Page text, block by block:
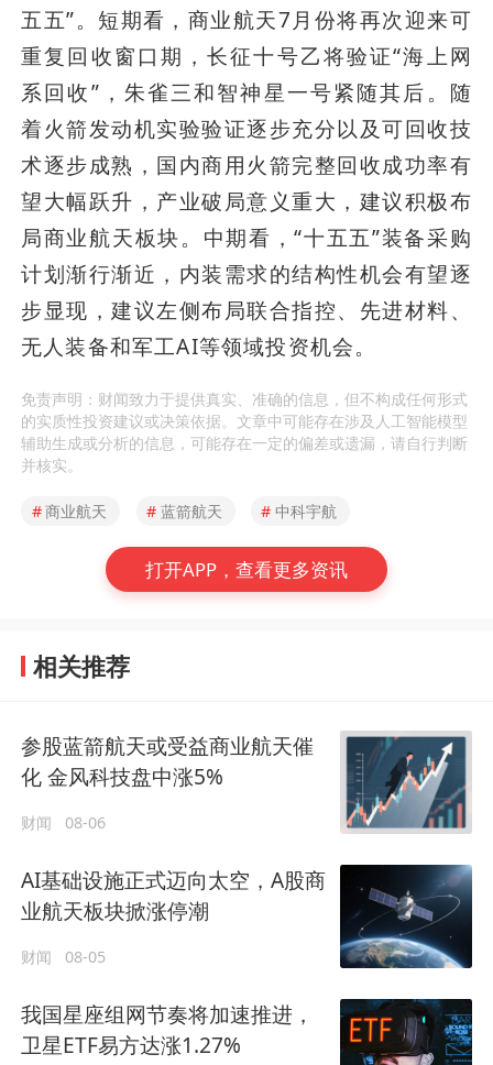
五五”。短期看，商业航天7月份将再次迎来可
重复回收窗口期，长征十号乙将验证“海上网
系回收”，朱雀三和智神星一号紧随其后。随
着火箭发动机实验验证逐步充分以及可回收技
术逐步成熟，国内商用火箭完整回收成功率有
望大幅跃升，产业破局意义重大，建议积极布
局商业航天板块。中期看，“十五五”装备采购
计划渐行渐近，内装需求的结构性机会有望逐
步显现，建议左侧布局联合指控、先进材料、
无人装备和军工AI等领域投资机会。
免责声明：财闻致力于提供真实、准确的信息，但不构成任何形式
的实质性投资建议或决策依据。文章中可能存在涉及人工智能模型
辅助生成或分析的信息，可能存在一定的偏差或遗漏，请自行判断
并核实。
#商业航天 # 蓝箭航天 # 中科宇航
打开APP，查看更多资讯
相关推荐
参股蓝箭航天或受益商业航天催
化 金风科技盘中涨5%
财闻 08-06
AI基础设施正式迈向太空，A股商
业航天板块掀涨停潮
财闻 08-05
我国星座组网节奏将加速推进，
卫星ETF易方达涨1.27%